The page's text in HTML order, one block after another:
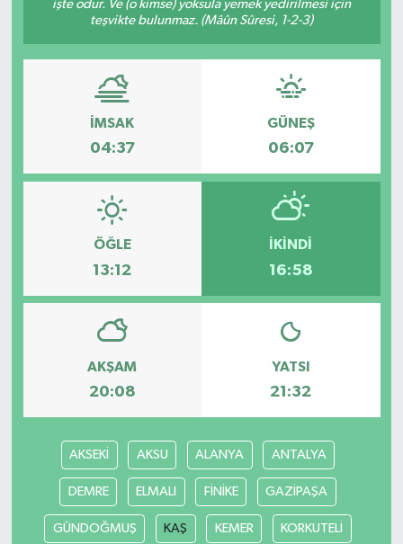
işte odur. Ve (o kimse) yoksula yemek yedirilmesi için
teşvikte bulunmaz. (Mâûn Sûresi, 1-2-3)
İMSAK
04:37
GÜNEŞ
06:07
ÖĞLE
13:12
İKINDI
16:58
AKŞAM
20:08
YATSI
21:32
AKSEKİ AKSU ALANYA ANTALYA
DEMRE ELMALI FİNİKE GAZİPAŞA
GÜNDOĞMUŞ KAŞ KEMER KORKUTELİ